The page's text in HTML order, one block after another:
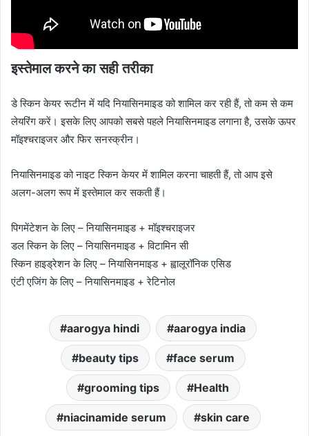
इस्तेमाल करने का सही तरीका
डे स्किन केयर रूटीन में यदि नियासिनमाइड को शामिल कर रही हैं, तो कम से कम
लेयरिंग करें। इसके लिए आपको सबसे पहले नियासिनमाइड लगाना है, उसके ऊपर
मॉइश्चराइजर और फिर सनस्क्रीन।
नियासिनमाइड को नाइट स्किन केयर में शामिल करना चाहती हैं, तो आप इसे
अलग-अलग रूप में इस्तेमाल कर सकती हैं।
पिगमेंटेशन के लिए – नियासिनमाइड + मॉइश्चराइजर
डल स्किन के लिए – नियासिनमाइड + विटामिन सी
स्किन हाइड्रेशन के लिए – नियासिनमाइड + ह्वालूरॉनिक एसिड
एंटी एजिंग के लिए – नियासिनमाइड + रेटिनोल
aarogya hindi aarogya india
beauty tips face serum
grooming tips Health
niacinamide serum skin care